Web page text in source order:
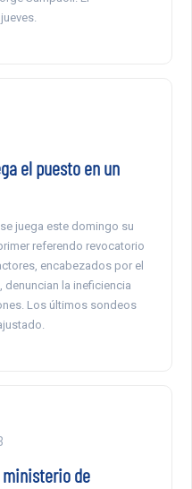
el puesto en un
juega este domingo su
referendo revocatorio
encabezados por el
denuncian la ineficiencia
Los últimos sondeos
de